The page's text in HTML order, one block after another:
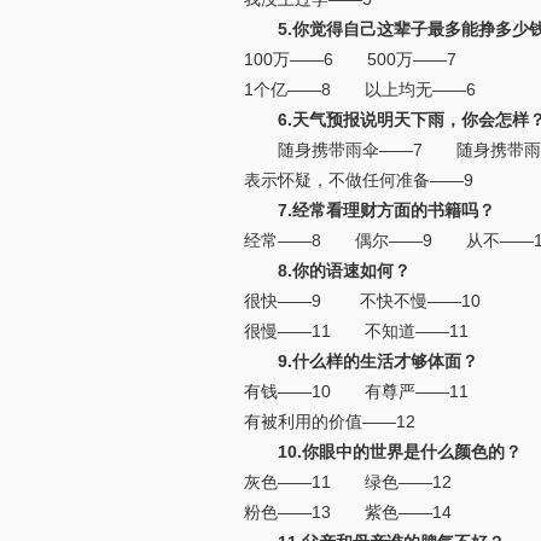
5.你觉得自己这辈子最多能挣多少
100万——6 500万——7
1个亿——8 以上均无——6
6.天气预报说明天下雨，你会怎样？
随身携带雨伞——7 随身携带
表示怀疑，不做任何准备——9
7.经常看理财方面的书籍吗？
经常——8 偶尔——9 从不
8.你的语速如何？
很快——9 不快不慢——10
很慢——11 不知道——11
9.什么样的生活才够体面？
有钱——10 有尊严——11
有被利用的价值——12
10.你眼中的世界是什么颜色的？
灰色——11 绿色——12
粉色——13 紫色——14